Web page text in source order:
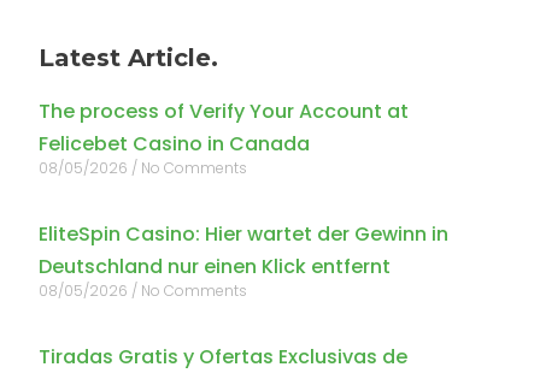
Latest Article.
The process of Verify Your Account at
Felicebet Casino in Canada
08/05/2026 No Comments
EliteSpin Casino: Hier wartet der Gewinn in
Deutschland nur einen Klick entfernt
08/05/2026 No Comments
Tiradas Gratis y Ofertas Exclusivas de